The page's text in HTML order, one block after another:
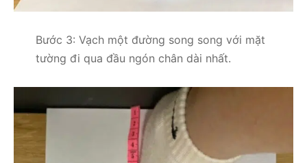
Bước 3: Vạch một đường song song với mặt
tường đi qua đầu ngón chân dài nhất.